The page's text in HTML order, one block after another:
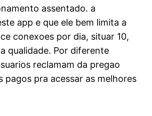
assentado. a
app e que ele bem limita a
conexoes por dia, situar 10,
qualidade. Por diferente
reclamam da pregao
pagos pra acessar as melhores